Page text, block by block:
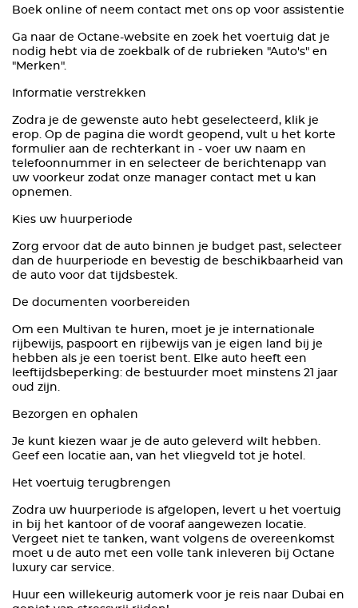
Boek online of neem contact met ons op voor assistentie
Ga naar de Octane-website en zoek het voertuig dat je
nodig hebt via de zoekbalk of de rubrieken "Auto's" en
"Merken".
Informatie verstrekken
Zodra je de gewenste auto hebt geselecteerd, klik je
erop. Op de pagina die wordt geopend, vult u het korte
formulier aan de rechterkant in - voer uw naam en
telefoonnummer in en selecteer de berichtenapp van
uw voorkeur zodat onze manager contact met u kan
opnemen.
Kies uw huurperiode
Zorg ervoor dat de auto binnen je budget past, selecteer
dan de huurperiode en bevestig de beschikbaarheid van
de auto voor dat tijdsbestek.
De documenten voorbereiden
Om een Multivan te huren, moet je je internationale
rijbewijs, paspoort en rijbewijs van je eigen land bij je
hebben als je een toerist bent. Elke auto heeft een
leeftijdsbeperking: de bestuurder moet minstens 21 jaar
oud zijn.
Bezorgen en ophalen
Je kunt kiezen waar je de auto geleverd wilt hebben.
Geef een locatie aan, van het vliegveld tot je hotel.
Het voertuig terugbrengen
Zodra uw huurperiode is afgelopen, levert u het voertuig
in bij het kantoor of de vooraf aangewezen locatie.
Vergeet niet te tanken, want volgens de overeenkomst
moet u de auto met een volle tank inleveren bij Octane
luxury car service.
Huur een willekeurig automerk voor je reis naar Dubai en